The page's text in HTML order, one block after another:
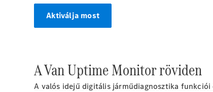
Aktiválja most
A Van Uptime Monitor röviden
A valós idejű digitális járműdiagnosztika funkciói